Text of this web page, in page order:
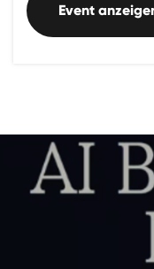
Event